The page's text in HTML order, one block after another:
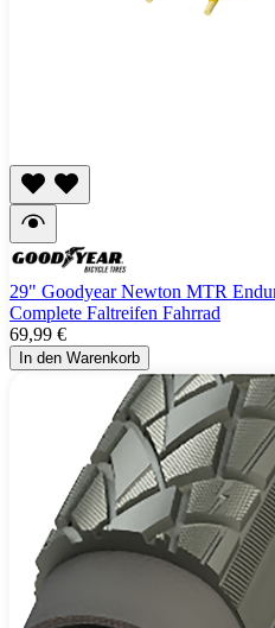
29" Goodyear Newton MTR
Complete Faltreifen Fahrrad
69,99 €
In den Warenkorb